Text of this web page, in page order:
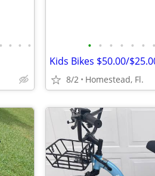
• • • • • • • • • •
Kids Bikes $50.00/
8/2 Homestead, Fl.